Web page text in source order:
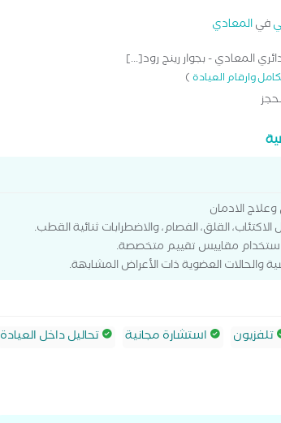
فيالمعادي
المعادي - بجوار رينج رود[...]
وارقام العيادة)
الادمان
القلق، الفصام، والاضطرابات ثنائية القطب.
مقاييس تقييم متخصصة.
والحالات العضوية ذات الأعراض المشابهة.
تلفزيون استشارة مجانية تحاليل داخل العيادة